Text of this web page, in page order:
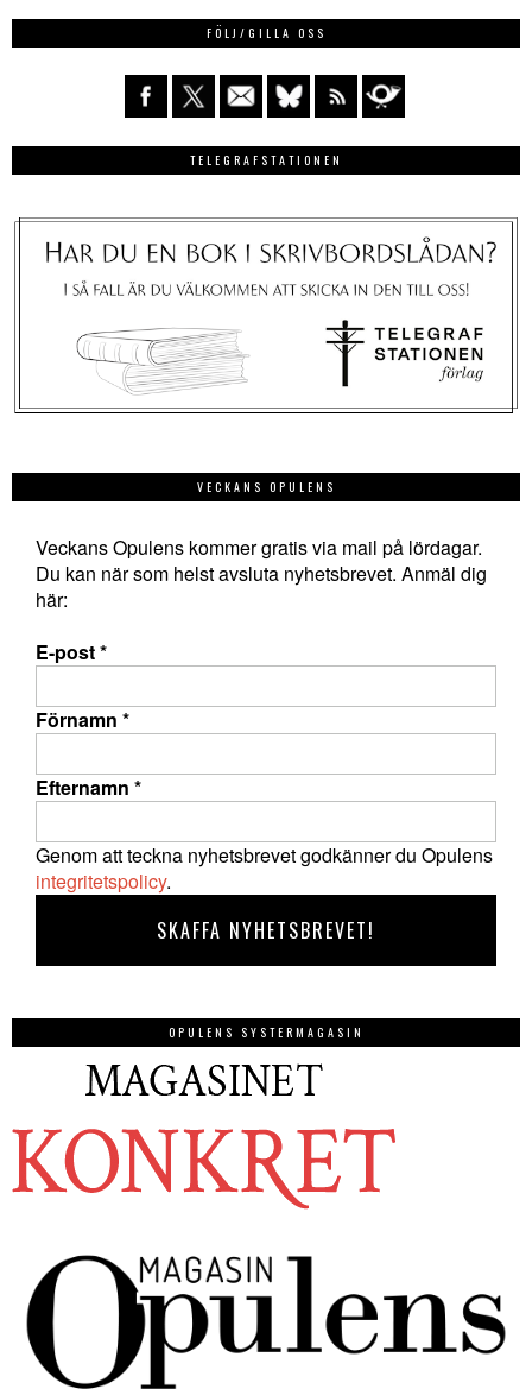
FÖLJ/GILLA OSS
TELEGRAFSTATIONEN
VECKANS OPULENS
Veckans Opulens kommer gratis via mail på lördagar.
Du kan när som helst avsluta nyhetsbrevet. Anmäl dig
här:
E-post*
Förnamn *
Efternamn *
Genom att teckna nyhetsbrevet godkänner du Opulens
integritetspolicy.
OPULENS SYSTERMAGASIN